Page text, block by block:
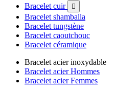
Bracelet cuir 
Bracelet shamballa
Bracelet tungstène
Bracelet caoutchouc
Bracelet céramique
Bracelet acier inoxydable
Bracelet acier Hommes
Bracelet acier Femmes